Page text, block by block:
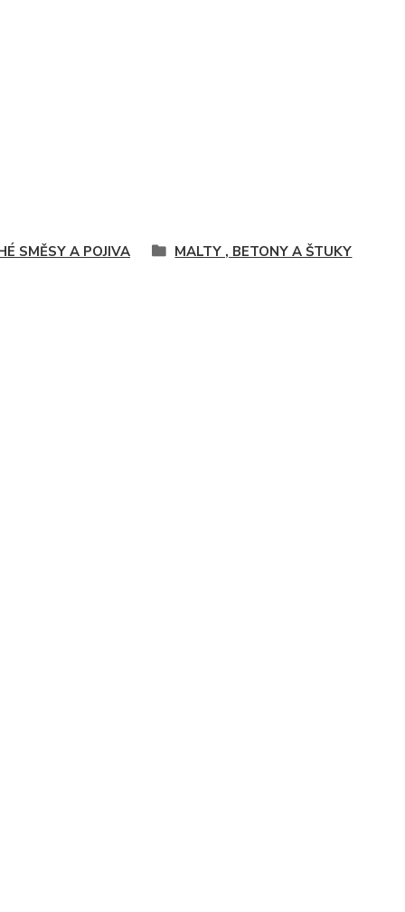
SMĚSY A POJIVA MALTY , BETONY A ŠTUKY